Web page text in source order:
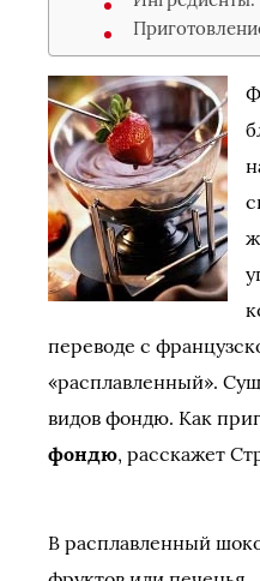
переводе с
«расплавленный».
видов фондю. Как
фондю, расскажет
В расплавленный